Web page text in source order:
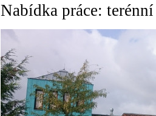
Nabídka práce: